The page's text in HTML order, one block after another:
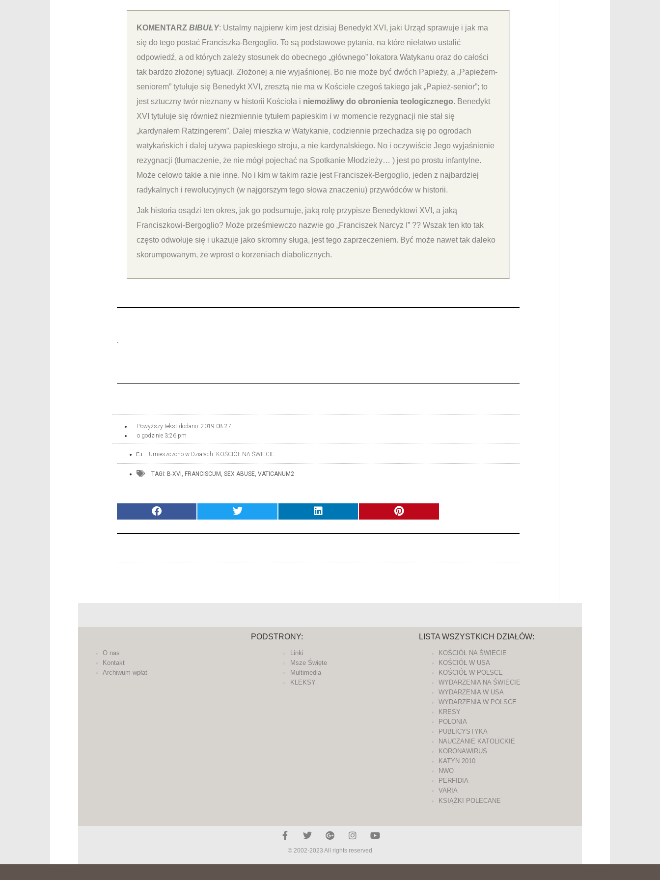
KOMENTARZ BIBUŁY: Ustalmy najpierw kim jest dzisiaj Benedykt XVI, jaki Urząd sprawuje i jak ma
się do tego postać Franciszka-Bergoglio. To są podstawowe pytania, na które niełatwo ustalić
odpowiedź, a od których zależy stosunek do obecnego „głównego” lokatora Watykanu oraz do całości
tak bardzo złożonej sytuacji. Złożonej a nie wyjaśnionej. Bo nie może być dwóch Papieży, a „Papieżem-
seniorem” tytułuje się Benedykt XVI, zresztą nie ma w Kościele czegoś takiego jak „Papież-senior”; to
jest sztuczny twór nieznany w historii Kościoła i niemożliwy do obronienia teologicznego. Benedykt
XVI tytułuje się również niezmiennie tytułem papieskim i w momencie rezygnacji nie stał się
„kardynałem Ratzingerem”. Dalej mieszka w Watykanie, codziennie przechadza się po ogrodach
watykańskich i dalej używa papieskiego stroju, a nie kardynalskiego. No i oczywiście Jego wyjaśnienie
rezygnacji (tłumaczenie, że nie mógł pojechać na Spotkanie Młodzieży… ) jest po prostu infantylne.
Może celowo takie a nie inne. No i kim w takim razie jest Franciszek-Bergoglio, jeden z najbardziej
radykalnych i rewolucyjnych (w najgorszym tego słowa znaczeniu) przywódców w historii.
Jak historia osądzi ten okres, jak go podsumuje, jaką rolę przypisze Benedyktowi XVI, a jaką
Franciszkowi-Bergoglio? Może prześmiewczo nazwie go „Franciszek Narcyz I” ?? Wszak ten kto tak
często odwołuje się i ukazuje jako skromny sługa, jest tego zaprzeczeniem. Być może nawet tak daleko
skorumpowanym, że wprost o korzeniach diabolicznych.
.
Powyższy tekst dodano: 2019-08-27
o godzinie 3:26 pm
Umieszczono w Działach: KOŚCIÓŁ NA ŚWIECIE
TAGI: B-XVI , FRANCISCUM , SEX ABUSE, VATICANUM2
O nas
Kontakt
Archiwum wpłat
PODSTRONY:
Linki
Msze Święte
Multimedia
KLEKSY
LISTA WSZYSTKICH DZIAŁÓW:
KOŚCIÓŁ NA ŚWIECIE
KOŚCIÓŁ W USA
KOŚCIÓŁ W POLSCE
WYDARZENIA NA ŚWIECIE
WYDARZENIA W USA
WYDARZENIA W POLSCE
KRESY
POLONIA
PUBLICYSTYKA
NAUCZANIE KATOLICKIE
KORONAWIRUS
KATYN 2010
NWO
PERFIDIA
VARIA
KSIĄŻKI POLECANE
© 2002-2023 All rights reserved